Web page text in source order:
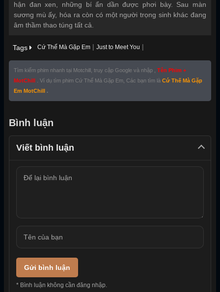
hận đan xen, những bí ẩn dần được phơi bày. Sau màn
sương mù ấy, hóa ra còn có một người trọng sinh khác đang
âm thầm thao túng tất cả.
Tags Cứ Thế Mà Gặp Em | Just to Meet You |
Tìm kiếm phim nhanh tại Motchill, truy cập Google và nhập , Tên Phim +
MotChill
. Ví dụ tìm phim Cứ Thế Mà Gặp Em, Các bạn tìm là Cứ Thế Mà Gặp
Em MotChill .
Bình luận
Viết bình luận
Gửi bình luận
* Bình luận không cần đăng nhập.